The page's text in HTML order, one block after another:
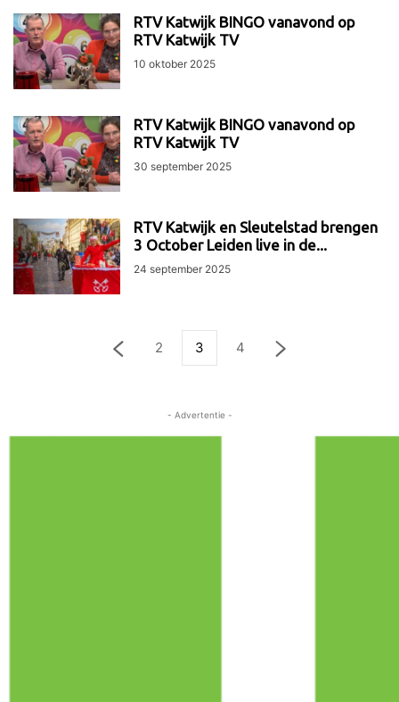
RTV Katwijk BINGO vanavond op
RTV Katwijk TV
10 oktober 2025
RTV Katwijk BINGO vanavond op
RTV Katwijk TV
30 september 2025
RTV Katwijk en Sleutelstad brengen
3 October Leiden live in de...
24 september 2025
2 3 4
- Advertentie -